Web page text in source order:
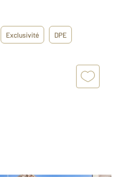
Exclusivité DPE